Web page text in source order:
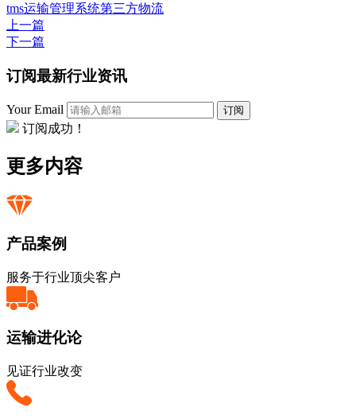
tms运输管理系统第三方物流
上一篇
下一篇
订阅最新行业资讯
Your Email 订阅
订阅成功！
更多内容
产品案例
服务于行业顶尖客户
运输进化论
见证行业改变